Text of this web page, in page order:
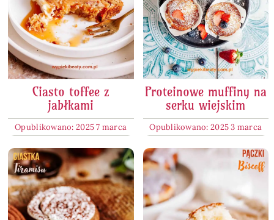
Ciasto toffee z
jabłkami
Opublikowano: 2025 7 marca
Proteinowe muffiny na
serku wiejskim
Opublikowano: 2025 3 marca